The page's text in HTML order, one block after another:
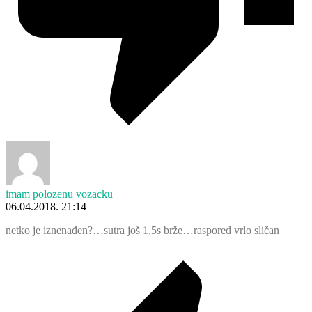
imam polozenu vozacku
06.04.2018. 21:14
netko je iznenađen?…sutra još 1,5s brže…raspored vrlo sličan